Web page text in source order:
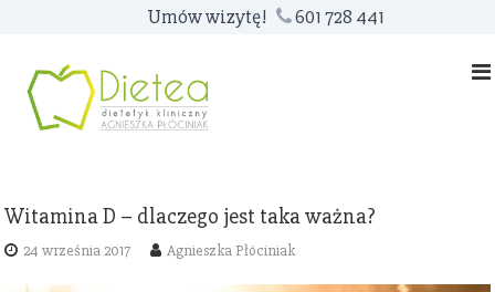
n
t
Umów wizytę! 601 728 441
Witamina D – dlaczego jest taka ważna?
24 września 2017 Agnieszka Płóciniak